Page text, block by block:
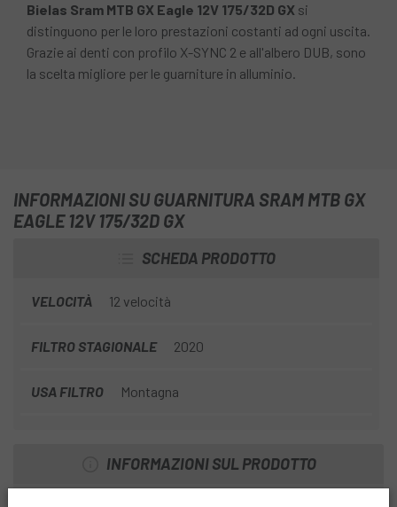
Bielas Sram MTB GX Eagle 12V 175/32D GX si
distinguono per le loro prestazioni costanti ad ogni uscita.
Grazie ai denti con profilo X-SYNC 2 e all'albero DUB, sono
la scelta migliore per le guarniture in alluminio.
INFORMAZIONI SU GUARNITURA SRAM MTB GX
EAGLE 12V 175/32D GX
SCHEDA PRODOTTO
VELOCITÀ 12 velocità
FILTRO STAGIONALE 2020
USA FILTRO Montagna
INFORMAZIONI SUL PRODOTTO